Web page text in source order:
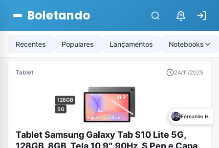
Boletando $
Recentes Populares Lançamentos Notebooks
Tablet 24/11/2025
128GB
5G
Fernando H.
Tablet Samsung Galaxy Tab S10 Lite 5G,
128GB, 8GB, Tela 10,9″ 90Hz, S Pen e Capa